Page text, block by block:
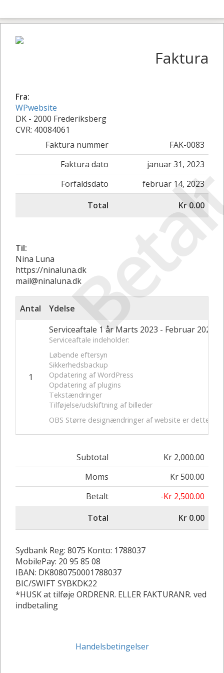
Faktura
Fra:
WPwebsite
DK - 2000 Frederiksberg
CVR: 40084061
Faktura nummer
FAK-0083
Faktura dato
januar 31, 2023
Forfaldsdato
februar 14, 2023
Total
Kr 0.00
Til:
Nina Luna
https://ninaluna.dk
mail@ninaluna.dk
Antal Ydelse
1
Serviceaftale 1 år Marts 2023 - Februar 2024
Serviceaftale indeholder:
Løbende eftersyn
Sikkerhedsbackup
Opdatering af WordPress
Opdatering af plugins
Tekstændringer
Tilføjelse/udskiftning af billeder
OBS Større designændringer af website er dette
Subtotal
Kr 2,000.00
Moms
Kr 500.00
Betalt
-Kr 2,500.00
Total
Kr 0.00
Sydbank Reg: 8075 Konto: 1788037
MobilePay: 20 95 85 08
IBAN: DK8080750001788037
BIC/SWIFT SYBKDK22
*HUSK at tilføje ORDRENR. ELLER FAKTURANR. ved
indbetaling
Handelsbetingelser